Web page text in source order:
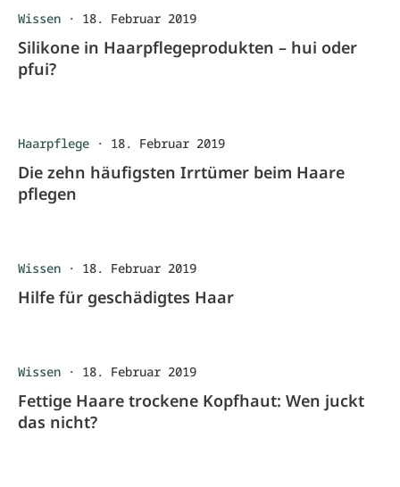
Wissen · 18. Februar 2019
Silikone in Haarpflegeprodukten – hui oder
pfui?
Haarpflege · 18. Februar 2019
Die zehn häufigsten Irrtümer beim Haare
pflegen
Wissen · 18. Februar 2019
Hilfe für geschädigtes Haar
Wissen · 18. Februar 2019
Fettige Haare trockene Kopfhaut: Wen juckt
das nicht?